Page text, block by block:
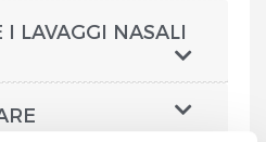
I LAVAGGI NASALI